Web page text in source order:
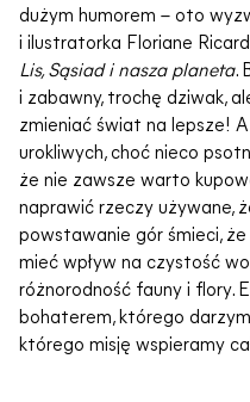
dużym humorem – oto
i ilustratorka Floriane
Lis, Sąsiad i nasza planeta.
i zabawny, trochę dziwak,
zmieniać świat na lepsze!
urokliwych, choć nieco
że nie zawsze warto
naprawić rzeczy używane,
powstawanie gór śmieci,
mieć wpływ na czystość
różnorodność fauny i flory.
bohaterem, którego
którego misję wspieramy